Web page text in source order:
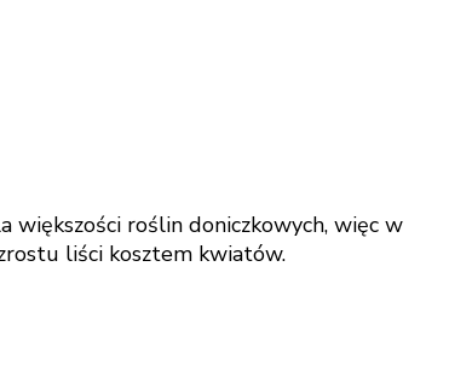
większości roślin doniczkowych, więc w
liści kosztem kwiatów.